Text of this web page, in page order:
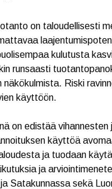
on taloudellisesti
kulutusta
runsaasti
näkökulmista. Riski
käyttöön.
on edistää
käyttöä
ja tuodaan
ja
Satakunnassa sekä